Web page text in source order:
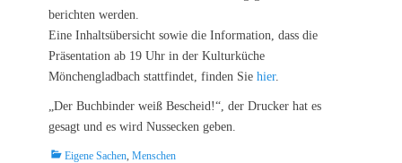
berichten werden.
Eine Inhaltsübersicht sowie die Information, dass die
Präsentation ab 19 Uhr in der Kulturküche
Mönchengladbach stattfindet, finden Sie hier.
„Der Buchbinder weiß Bescheid!“, der Drucker hat es
gesagt und es wird Nussecken geben.
Kategorien
Eigene Sachen, Menschen